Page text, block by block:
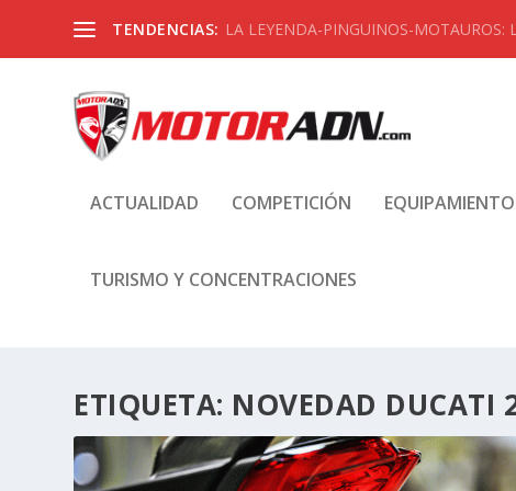
TENDENCIAS: LA LEYENDA-PINGUINOS-MOTAUROS:
ACTUALIDAD COMPETICIÓN EQUIPAMIENTO
TURISMO Y CONCENTRACIONES
ETIQUETA: NOVEDAD DUCATI